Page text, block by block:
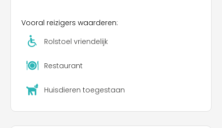
Vooral reizigers waarderen:
Rolstoel vriendelijk
Restaurant
Huisdieren toegestaan